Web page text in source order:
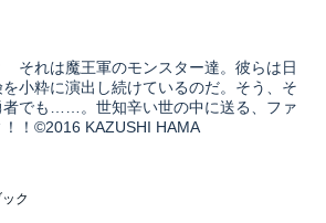
それは魔王軍のモンスター達。彼らは日
小粋に演出し続けているのだ。そう、そ
者でも……。世知辛い世の中に送る、ファ
！©2016 KAZUSHI HAMA